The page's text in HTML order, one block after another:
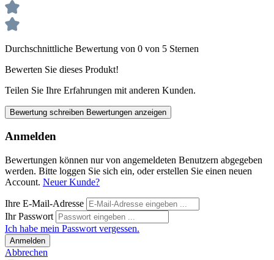
Durchschnittliche Bewertung von 0 von 5 Sternen
Bewerten Sie dieses Produkt!
Teilen Sie Ihre Erfahrungen mit anderen Kunden.
Bewertung schreiben Bewertungen anzeigen
Anmelden
Bewertungen können nur von angemeldeten Benutzern abgegeben
werden. Bitte loggen Sie sich ein, oder erstellen Sie einen neuen
Account. Neuer Kunde?
Ihre E-Mail-Adresse
Ihr Passwort
Ich habe mein Passwort vergessen.
Anmelden
Abbrechen